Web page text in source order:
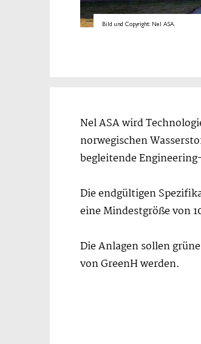
Bild und Copyright: Nel ASA.
Nel ASA wird
norwegischen
begleitende
Die endgültigen
eine Mindestgröße von
Die Anlagen sollen
von GreenH werden.